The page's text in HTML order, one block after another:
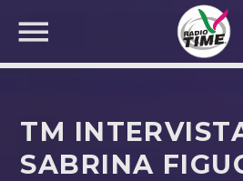
TM
SABRINA